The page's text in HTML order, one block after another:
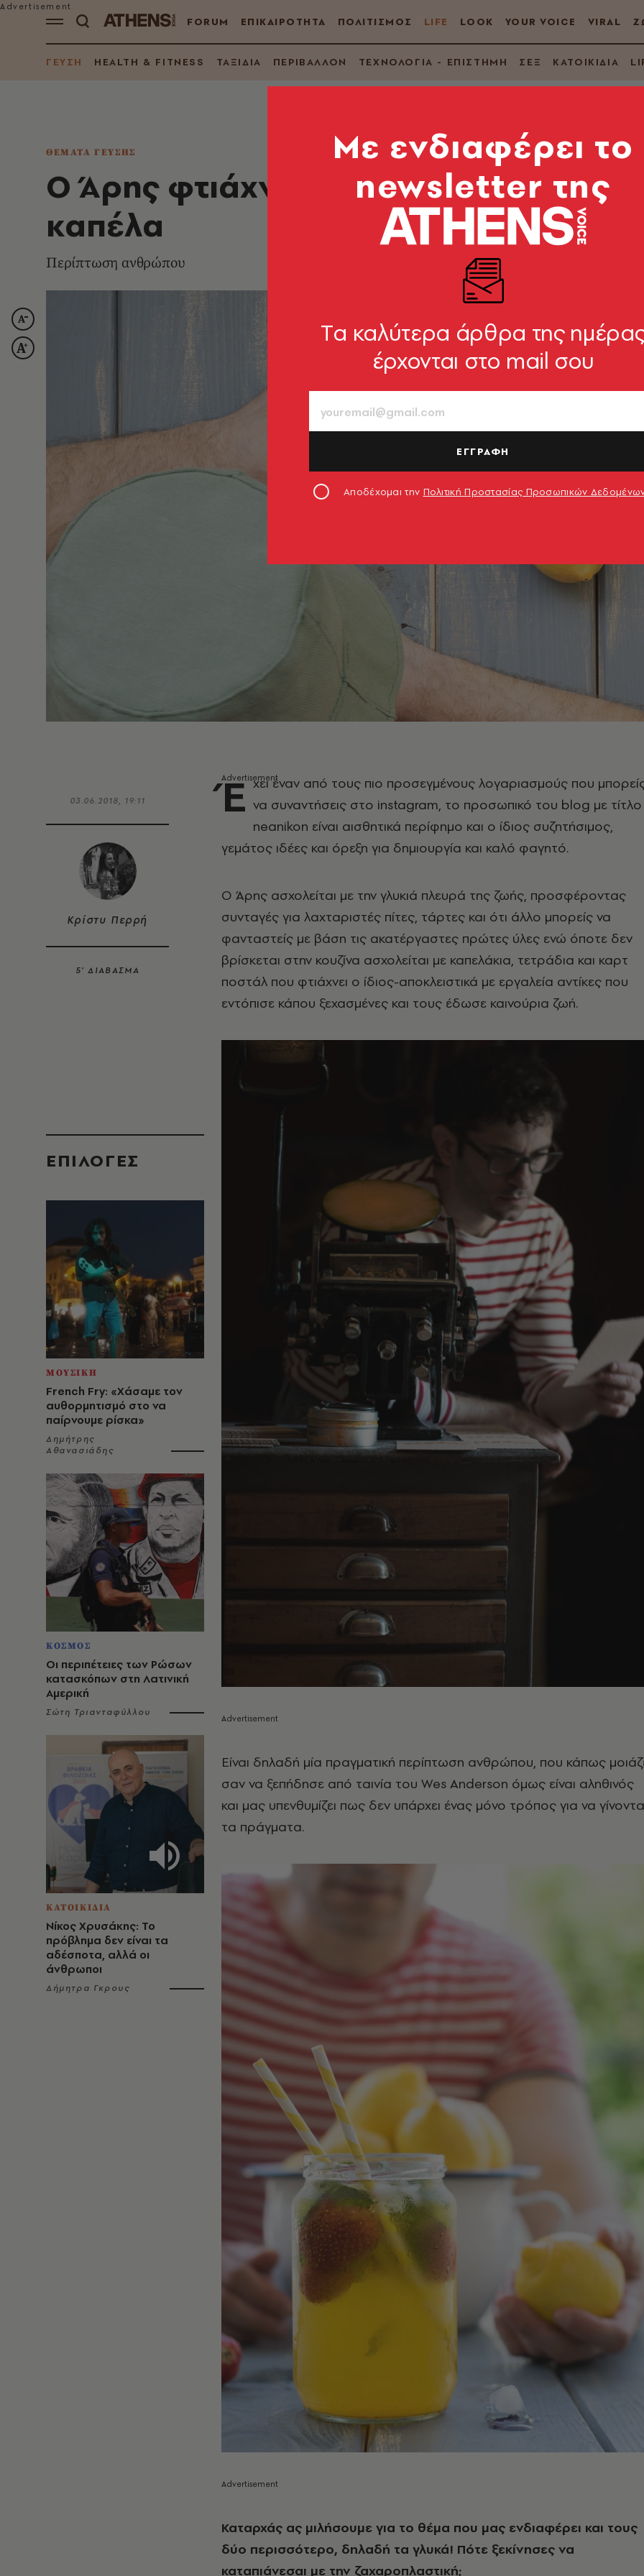
FORUM ΕΠΙΚΑΙΡΟΤΗΤΑ ΠΟΛΙΤΙΣΜΟΣ LIFE LOOK YOUR VOICE VIRAL
ΓΕΥΣΗ HEALTH & FITNESS ΤΑΞΙΔΙΑ ΠΕΡΙΒΑΛΛΟΝ ΤΕΧΝΟΛΟΓΙΑ - ΕΠΙΣΤΗΜΗ ΣΕΞ ΚΑΤΟΙΚΙΔΙΑ
ΘΕΜΑΤΑ ΓΕΥΣΗΣ
Ο Άρης φτιάχνει γλυκά raw, τετράδια
καπέλα
Περίπτωση ανθρώπου
03.06.2018, 19:11
Κρίστυ Περρή
5’ ΔΙΑΒΑΣΜΑ
EΠΙΛΟΓΈΣ
ΜΟΥΣΙΚΗ
French Fry: «Χάσαμε τον
αυθορμητισμό στο να
παίρνουμε ρίσκα»
Δημήτρης
Αθανασιάδης
ΚΟΣΜΟΣ
Οι περιπέτειες των Ρώσων
κατασκόπων στη Λατινική
Αμερική
Σώτη Τριανταφύλλου
ΚΑΤΟΙΚΙΔΙΑ
Νίκος Χρυσάκης: Το
πρόβλημα δεν είναι τα
αδέσποτα, αλλά οι
άνθρωποι
Δήμητρα Γκρους
Έ χει έναν από τους πιο προσεγμένους λογαριασμούς που
να συναντήσεις στο instagram, το προσωπικό του blog με τίτλο
neanikon είναι αισθητικά περίφημο και ο ίδιος συζητήσιμος,
γεμάτος ιδέες και όρεξη για δημιουργία και καλό φαγητό.
Ο Άρης ασχολείται με την γλυκιά πλευρά της ζωής, προσφέροντας
συνταγές για λαχταριστές πίτες, τάρτες και ότι άλλο μπορείς να
φανταστείς με βάση τις ακατέργαστες πρώτες ύλες ενώ όποτε δεν
βρίσκεται στην κουζίνα ασχολείται με καπελάκια, τετράδια και καρτ
ποστάλ που φτιάχνει ο ίδιος-αποκλειστικά με εργαλεία αντίκες που
εντόπισε κάπου ξεχασμένες και τους έδωσε καινούρια ζωή.
Είναι δηλαδή μία πραγματική περίπτωση ανθρώπου, που κάπως
σαν να ξεπήδησε από ταινία του Wes Anderson όμως είναι αληθινός
και μας υπενθυμίζει πως δεν υπάρχει ένας μόνο τρόπος για να
τα πράγματα.
Καταρχάς ας μιλήσουμε για το θέμα που μας ενδιαφέρει και τους
δύο περισσότερο, δηλαδή τα γλυκά! Πότε ξεκίνησες να
καταπιάνεσαι με την ζαχαροπλαστική;
Mε ενδιαφέρει το
newsletter της
Tα καλύτερα άρθρα της
έρχονται στο mail σου
ΕΓΓΡΑΦΗ
Αποδέχομαι την Πολιτική Προστασίας Προσωπικών